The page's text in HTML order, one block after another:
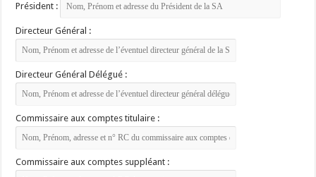
Président :
Directeur Général :
Directeur Général Délégué :
Commissaire aux comptes titulaire :
Commissaire aux comptes suppléant :